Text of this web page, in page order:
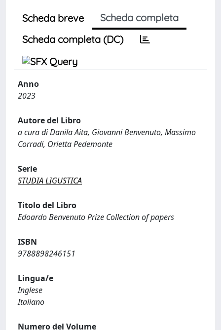
Scheda breve
Scheda completa
Scheda completa (DC)
Anno
2023
Autore del Libro
a cura di Danila Aita, Giovanni Benvenuto, Massimo
Corradi, Orietta Pedemonte
Serie
STUDIA LIGUSTICA
Titolo del Libro
Edoardo Benvenuto Prize Collection of papers
ISBN
9788898246151
Lingua/e
Inglese
Italiano
Numero del Volume